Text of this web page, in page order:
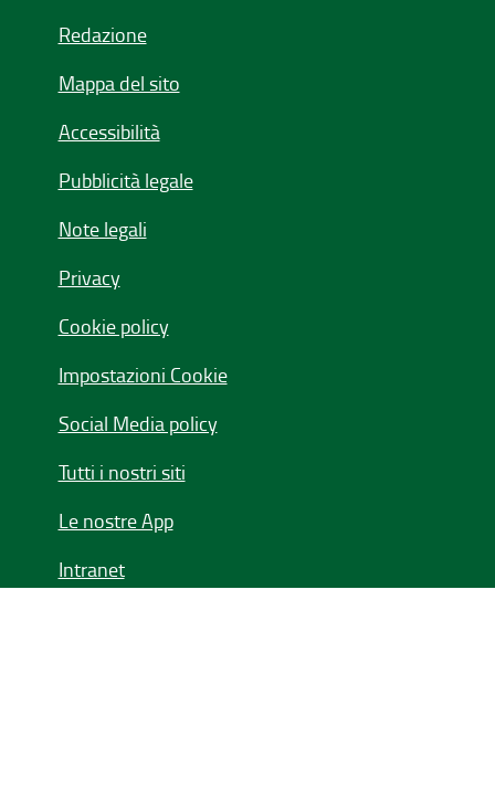
Redazione
Mappa del sito
Accessibilità
Pubblicità legale
Note legali
Privacy
Cookie policy
Impostazioni Cookie
Social Media policy
Tutti i nostri siti
Le nostre App
Intranet